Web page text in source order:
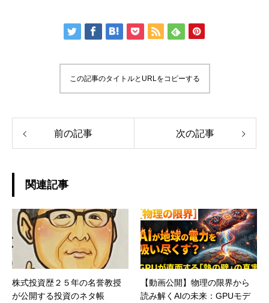
この記事のタイトルとURLをコピーする
前の記事 次の記事
関連記事
株式投資歴２５年の名誉教授
が公開する投資のネタ帳
【動画公開】物理の限界から
読み解くAIの未来：GPUモデ